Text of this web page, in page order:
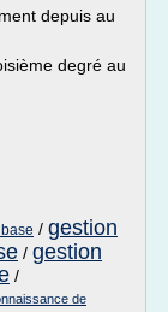
depuis au
degré au
/ gestion
/ gestion
/
de